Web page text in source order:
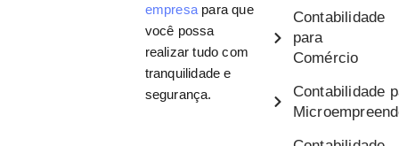
empresa para que
você possa
realizar tudo com
tranquilidade e
segurança.
Contabilidade
para
Comércio
Contabilidade